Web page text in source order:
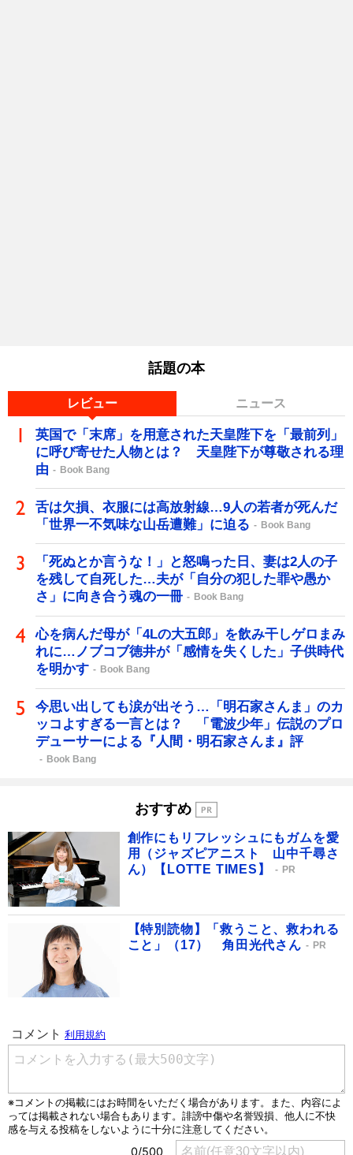
話題の本
レビュー ニュース
英国で「末席」を用意された天皇陛下を「最前列」
に呼び寄せた人物とは？ 天皇陛下が尊敬される理
由
Book Bang
舌は欠損、衣服には高放射線…9人の若者が死んだ
「世界一不気味な山岳遭難」に迫る
Book Bang
「死ぬとか言うな！」と怒鳴った日、妻は2人の子
を残して自死した…夫が「自分の犯した罪や愚か
さ」に向き合う魂の一冊
Book Bang
心を病んだ母が「4Lの大五郎」を飲み干しゲロまみ
れに…ノブコブ徳井が「感情を失くした」子供時代
を明かす
Book Bang
今思い出しても涙が出そう…「明石家さんま」のカ
ッコよすぎる一言とは？ 「電波少年」伝説のプロ
デューサーによる『人間・明石家さんま』評
Book Bang
おすすめ
創作にもリフレッシュにもガムを愛
用（ジャズピアニスト 山中千尋さ
ん）【LOTTE TIMES】
PR
【特別読物】「救うこと、救われる
こと」（17） 角田光代さん
PR